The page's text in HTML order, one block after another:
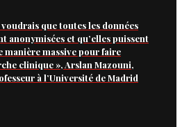
que toutes les données
anonymisées et qu’elles puissent
manière massive pour faire
clinique », Arslan Mazouni,
à l’Université de Madrid